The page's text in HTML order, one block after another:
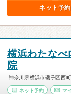
ネット予約
横浜わたなべ
院
神奈川県横浜市磯子区西町
ネット予約 マ